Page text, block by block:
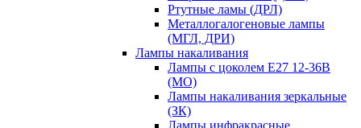
Ртутные ламы (ДРЛ)
Металлогалогеновые лампы
(МГЛ, ДРИ)
Лампы накаливания
Лампы с цоколем Е27 12-36В
(МО)
Лампы накаливания зеркальные
(ЗК)
Лампы инфракрасные